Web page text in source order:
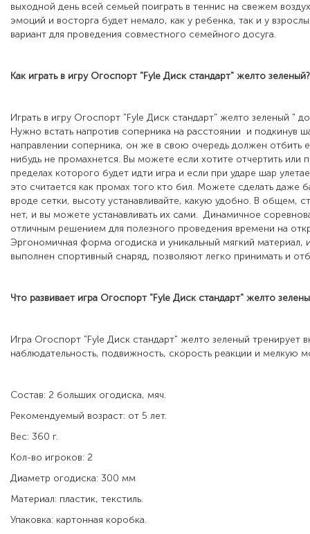
выходной день всей семьей поиграть в теннис на свежем
эмоций и восторга будет немало, как у ребенка, так и у
вариант для проведения совместного семейного досуга.
Как играть в игру Огоспорт "Fyle Диск стандарт" желто зеленый?
Играть в игру Огоспорт "Fyle Диск стандарт" желто зеленый "
Нужно встать напротив соперника на расстоянии и подкинув
направлении соперника, он же в свою очередь должен отбить
нибудь не промахнется. Вы можете если хотите отчертить или
пределах которого будет идти игра и если при ударе шар
это считается как промах того кто бил. Можете сделать даже
вроде сетки, высоту устанавливайте, какую удобно. В общем,
нет, и вы можете устанавливать их сами. Динамичное
отличным решением для полезного проведения времени на
Эргономичная форма огодиска и уникальный мягкий материал,
выполнен спортивный снаряд, позволяют легко принимать и
Что развивает игра Огоспорт "Fyle Диск стандарт" желто
Игра Огоспорт "Fyle Диск стандарт" желто зеленый тренирует
наблюдательность, подвижность, скорость реакции и мелкую
Состав: 2 больших огодиска, мяч.
Рекомендуемый возраст: от 5 лет.
Вес: 360 г.
Кол-во игроков: 2
Диаметр огодиска: 300 мм
Материал: пластик, текстиль.
Упаковка: картонная коробка.